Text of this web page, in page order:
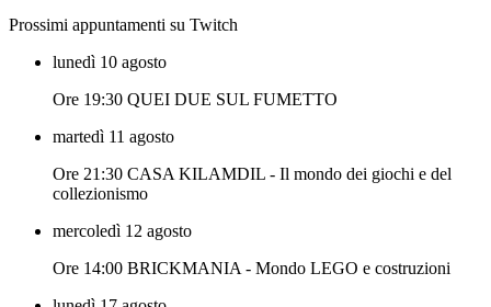
Prossimi appuntamenti su Twitch
lunedì 10 agosto
Ore 19:30 QUEI DUE SUL FUMETTO
martedì 11 agosto
Ore 21:30 CASA KILAMDIL - Il mondo dei giochi e del
collezionismo
mercoledì 12 agosto
Ore 14:00 BRICKMANIA - Mondo LEGO e costruzioni